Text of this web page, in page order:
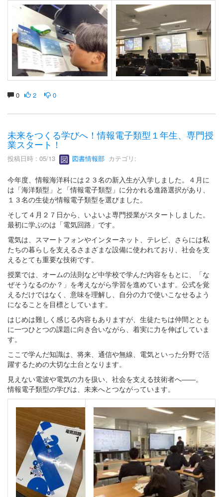
0 2 0
未来をつくる学びへ！情報電子類型１年生、専門授
業スタート！
投稿日時 : 05/13 図書情報部 カテゴリ:
今年度、情報海洋科には２３名の新入生が入学しました。４月に
は「海洋類型」と「情報電子類型」に分かれる進路選択があり、
１３名の生徒が情報電子類型を選びました。
そして４月２７日から、いよいよ専門授業がスタートしました。
最初に学ぶのは「電気回路」です。
電気は、スマートフォンやインターネット、テレビ、さらには私
たちの暮らしを支えるさまざまな設備に使われており、社会を支
えるとても重要な技術です。
授業では、オームの法則など中学校で学んだ内容をもとに、「な
ぜそうなるのか？」を考えながら学習を進めています。公式を覚
えるだけではなく、意味を理解し、自分の力で使いこなせるよう
になることを目標としています。
はじめは難しく感じる内容もありますが、生徒たちは仲間ととも
に一つひとつの課題に向き合いながら、着実に力を伸ばしていま
す。
ここで学んだ知識は、将来、通信や無線、電気といった分野で活
躍するための大切な土台となります。
見えない電波や電気の力を扱い、社会を支える技術者へ――。
情報電子類型の学びは、未来へとつながっています。